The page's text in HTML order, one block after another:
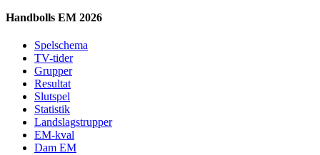
Handbolls EM 2026
Spelschema
TV-tider
Grupper
Resultat
Slutspel
Statistik
Landslagstrupper
EM-kval
Dam EM